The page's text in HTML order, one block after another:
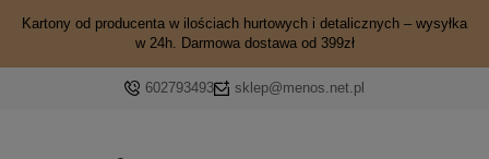
Kartony od producenta w ilościach hurtowych i detalicznych – wysyłka
w 24h. Darmowa dostawa od 399zł
602793493 sklep@menos.net.pl